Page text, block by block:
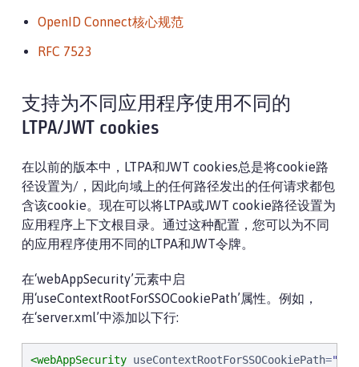
OpenID Connect核心规范
RFC 7523
支持为不同应用程序使用不同的
LTPA/JWT cookies
在以前的版本中，LTPA和JWT cookies总是将cookie路
径设置为/，因此向域上的任何路径发出的任何请求都包
含该cookie。现在可以将LTPA或JWT cookie路径设置为
应用程序上下文根目录。通过这种配置，您可以为不同
的应用程序使用不同的LTPA和JWT令牌。
在‘webAppSecurity’元素中启
用‘useContextRootForSSOCookiePath’属性。例如，
在‘server.xml’中添加以下行:
<webAppSecurity useContextRootForSSOCookiePath="